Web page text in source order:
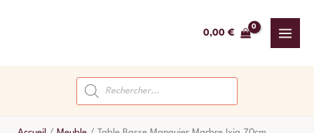
0,00 €
Recherche
de
produits